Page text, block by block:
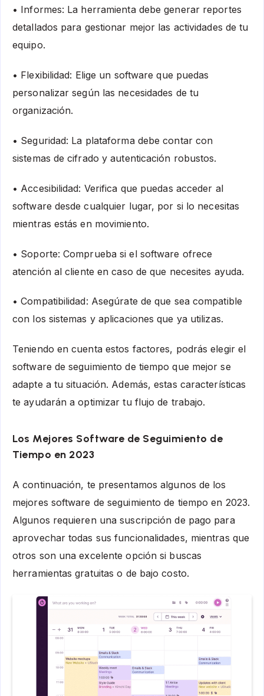
• Informes: La herramienta debe generar reportes
detallados para gestionar mejor las actividades de tu
equipo.
• Flexibilidad: Elige un software que puedas
personalizar según las necesidades de tu
organización.
• Seguridad: La plataforma debe contar con
sistemas de cifrado y autenticación robustos.
• Accesibilidad: Verifica que puedas acceder al
software desde cualquier lugar, por si lo necesitas
mientras estás en movimiento.
• Soporte: Comprueba si el software ofrece
atención al cliente en caso de que necesites ayuda.
• Compatibilidad: Asegúrate de que sea compatible
con los sistemas y aplicaciones que ya utilizas.
Teniendo en cuenta estos factores, podrás elegir el
software de seguimiento de tiempo que mejor se
adapte a tu situación. Además, estas características
te ayudarán a optimizar tu flujo de trabajo.
Los Mejores Software de Seguimiento de
Tiempo en 2023
A continuación, te presentamos algunos de los
mejores software de seguimiento de tiempo en 2023.
Algunos requieren una suscripción de pago para
aprovechar todas sus funcionalidades, mientras que
otros son una excelente opción si buscas
herramientas gratuitas o de bajo costo.